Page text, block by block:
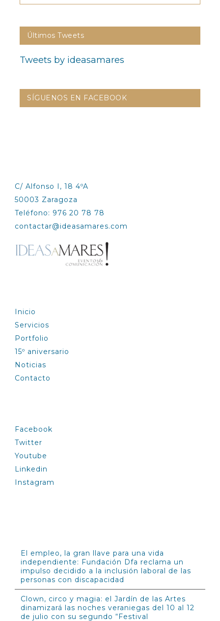
Últimos Tweets
Tweets by ideasamares
SÍGUENOS EN FACEBOOK
C/ Alfonso I, 18 4ºA
50003 Zaragoza
Teléfono: 976 20 78 78
contactar@ideasamares.com
Inicio
Servicios
Portfolio
15º aniversario
Noticias
Contacto
Facebook
Twitter
Youtube
Linkedin
Instagram
El empleo, la gran llave para una vida
independiente: Fundación Dfa reclama un
impulso decidido a la inclusión laboral de las
personas con discapacidad
Clown, circo y magia: el Jardín de las Artes
dinamizará las noches veraniegas del 10 al 12
de julio con su segundo “Festival